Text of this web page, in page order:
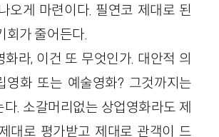
오게 마련이다. 필연코 제대로 된
회가 줄어든다.
화라, 이건 또 무엇인가. 대안적 의
영화 또는 예술영화? 그것까지는
. 소갈머리없는 상업영화라도 제
대로 평가받고 제대로 관객이 드